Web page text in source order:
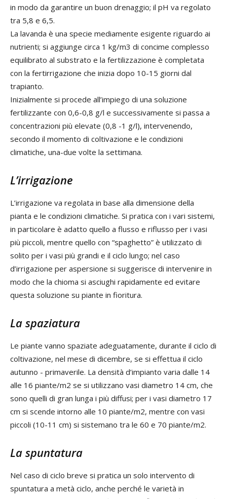
in modo da garantire un buon drenaggio; il pH va regolato
tra 5,8 e 6,5.
La lavanda è una specie mediamente esigente riguardo ai
nutrienti; si aggiunge circa 1 kg/m3 di concime complesso
equilibrato al substrato e la fertilizzazione è completata
con la fertirrigazione che inizia dopo 10-15 giorni dal
trapianto.
Inizialmente si procede all’impiego di una soluzione
fertilizzante con 0,6-0,8 g/l e successivamente si passa a
concentrazioni più elevate (0,8 -1 g/l), intervenendo,
secondo il momento di coltivazione e le condizioni
climatiche, una-due volte la settimana.
L’irrigazione
L’irrigazione va regolata in base alla dimensione della
pianta e le condizioni climatiche. Si pratica con i vari sistemi,
in particolare è adatto quello a flusso e riflusso per i vasi
più piccoli, mentre quello con “spaghetto” è utilizzato di
solito per i vasi più grandi e il ciclo lungo; nel caso
d’irrigazione per aspersione si suggerisce di intervenire in
modo che la chioma si asciughi rapidamente ed evitare
questa soluzione su piante in fioritura.
La spaziatura
Le piante vanno spaziate adeguatamente, durante il ciclo di
coltivazione, nel mese di dicembre, se si effettua il ciclo
autunno - primaverile. La densità d’impianto varia dalle 14
alle 16 piante/m2 se si utilizzano vasi diametro 14 cm, che
sono quelli di gran lunga i più diffusi; per i vasi diametro 17
cm si scende intorno alle 10 piante/m2, mentre con vasi
piccoli (10-11 cm) si sistemano tra le 60 e 70 piante/m2.
La spuntatura
Nel caso di ciclo breve si pratica un solo intervento di
spuntatura a metà ciclo, anche perché le varietà in